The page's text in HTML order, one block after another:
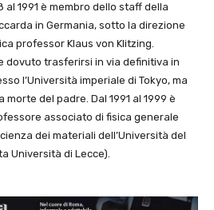
al 1991 è membro dello staff della
in Germania, sotto la direzione
professor Klaus von Klitzing.
dovuto trasferirsi in via definitiva in
l’Università imperiale di Tokyo, ma
del padre. Dal 1991 al 1999 è
associato di fisica generale
dei materiali dell’Università del
Università di Lecce).